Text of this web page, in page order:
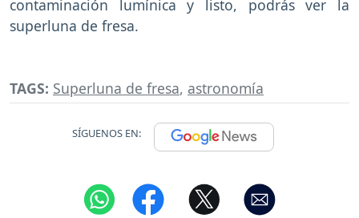
contaminación lumínica y listo, podrás ver la
superluna de fresa.
TAGS: Superluna de fresa, astronomía
SÍGUENOS EN: